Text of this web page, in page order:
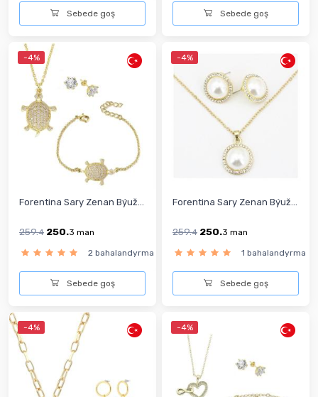
Sebede goş Sebede goş
-4%
Forentina Sary Zenan Býuž...
259.4 250.3 man
2 bahalandyrma
Sebede goş
-4%
Forentina Sary Zenan Býuž...
259.4 250.3 man
1 bahalandyrma
Sebede goş
-4% -4%